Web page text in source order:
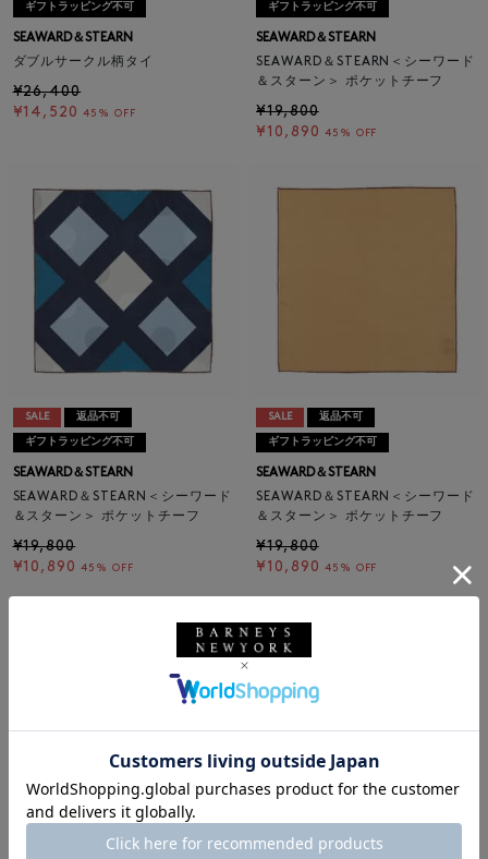
ギフトラッピング不可
SEAWARD＆STEARN
ダブルサークル柄タイ
¥26,400
¥14,520 45% OFF
ギフトラッピング不可
SEAWARD＆STEARN
SEAWARD＆STEARN＜シーワード
＆スターン＞ ポケットチーフ
¥19,800
¥10,890 45% OFF
SALE 返品不可
ギフトラッピング不可
SEAWARD＆STEARN
SEAWARD＆STEARN＜シーワード
＆スターン＞ ポケットチーフ
¥19,800
¥10,890 45% OFF
SALE 返品不可
ギフトラッピング不可
SEAWARD＆STEARN
SEAWARD＆STEARN＜シーワード
＆スターン＞ ポケットチーフ
¥19,800
¥10,890 45% OFF
返品不可 SALE 返品不可